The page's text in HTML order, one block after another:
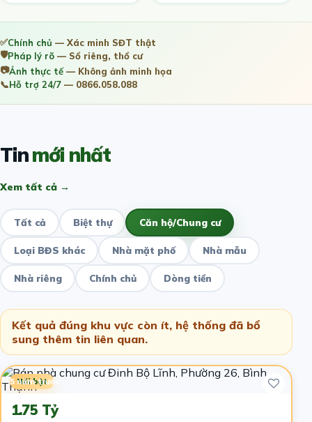
✅Chính chủ — Xác minh SĐT thật
🛡️Pháp lý rõ — Sổ riêng, thổ cư
📷Ảnh thực tế— Không ảnh minh họa
📞Hỗ trợ 24/7 — 0866.058.088
Tinmới nhất
Xem tất cả →
Tất cả Biệt thự Căn hộ/Chung cư
Loại BĐS khác Nhà mặt phố Nhà mẫu
Nhà riêng Chính chủ Dòng tiền
Kết quả đúng khu vực còn ít, hệ thống đã bổ
sung thêm tin liên quan.
Nổi bật
5 năm trước
1.75 Tỷ